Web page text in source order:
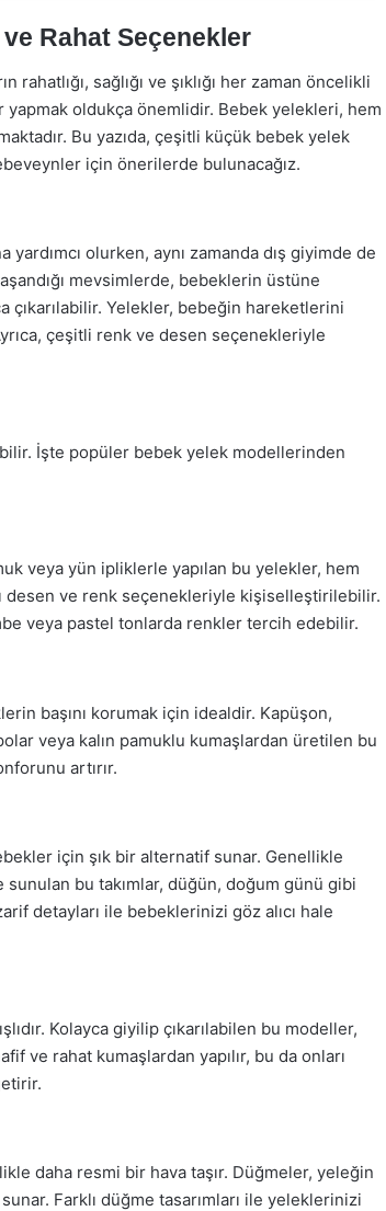
Rahat Seçenekler
rahatlığı, sağlığı ve şıklığı her zaman öncelikli
oldukça önemlidir. Bebek yelekleri, hem
Bu yazıda, çeşitli küçük bebek yelek
için önerilerde bulunacağız.
yardımcı olurken, aynı zamanda dış giyimde de
mevsimlerde, bebeklerin üstüne
Yelekler, bebeğin hareketlerini
çeşitli renk ve desen seçenekleriyle
İşte popüler bebek yelek modellerinden
veya yün ipliklerle yapılan bu yelekler, hem
desen ve renk seçenekleriyle kişiselleştirilebilir.
veya pastel tonlarda renkler tercih edebilir.
başını korumak için idealdir. Kapüşon,
veya kalın pamuklu kumaşlardan üretilen bu
artırır.
için şık bir alternatif sunar. Genellikle
bu takımlar, düğün, doğum günü gibi
detayları ile bebeklerinizi göz alıcı hale
Kolayca giyilip çıkarılabilen bu modeller,
ve rahat kumaşlardan yapılır, bu da onları
daha resmi bir hava taşır. Düğmeler, yeleğin
sunar. Farklı düğme tasarımları ile yeleklerinizi